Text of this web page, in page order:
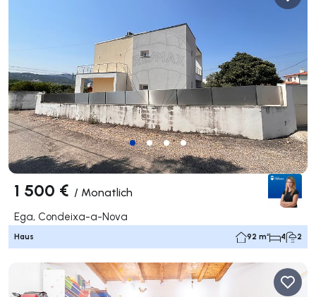
1 500 € / Monatlich
Ega, Condeixa-a-Nova
Haus 92 m² 4 2